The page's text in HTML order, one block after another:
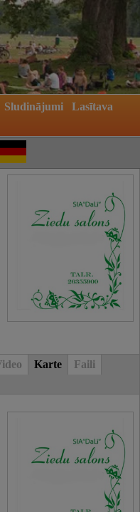
Sludinājumi
Lasītava
Karte
Faili